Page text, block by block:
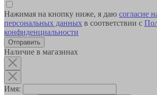
Нажимая на кнопку ниже, я даю согласие
персональных данных в соответствии с
конфиденциальности
Наличие в магазинах
Имя: